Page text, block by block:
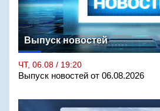
Выпуск новостей
ЧТ, 06.08 / 19:20
Выпуск новостей от 06.08.2026